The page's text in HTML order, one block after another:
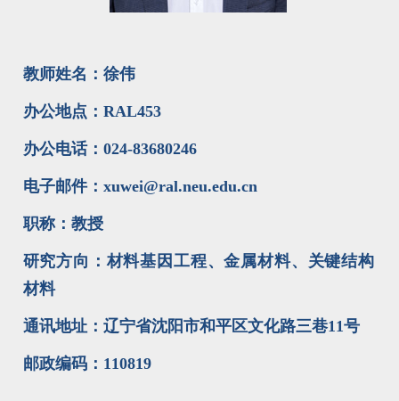
教师姓名：徐伟
办公地点：RAL453
办公电话：024-83680246
电子邮件：xuwei@ral.neu.edu.cn
职称：教授
研究方向：材料基因工程、金属材料、关键结构
材料
通讯地址：辽宁省沈阳市和平区文化路三巷11号
邮政编码：110819